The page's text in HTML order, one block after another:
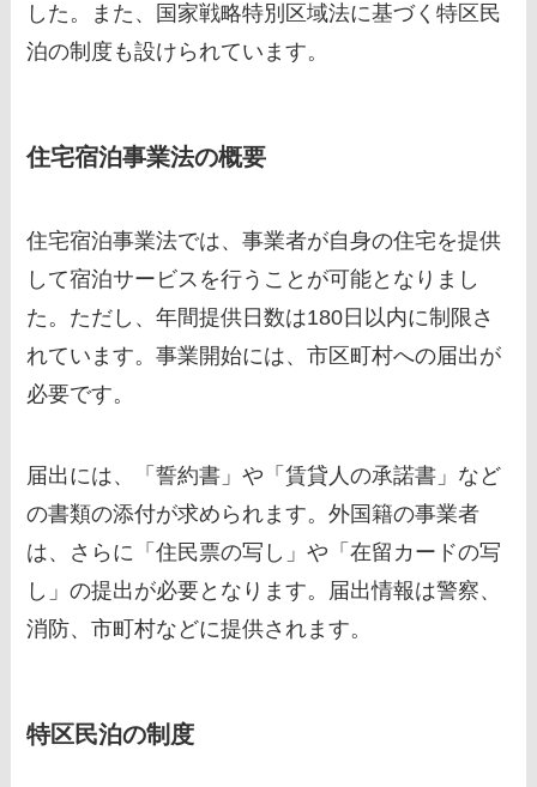
した。また、国家戦略特別区域法に基づく特区民
泊の制度も設けられています。
住宅宿泊事業法の概要
住宅宿泊事業法では、事業者が自身の住宅を提供
して宿泊サービスを行うことが可能となりまし
た。ただし、年間提供日数は180日以内に制限さ
れています。事業開始には、市区町村への届出が
必要です。
届出には、「誓約書」や「賃貸人の承諾書」など
の書類の添付が求められます。外国籍の事業者
は、さらに「住民票の写し」や「在留カードの写
し」の提出が必要となります。届出情報は警察、
消防、市町村などに提供されます。
特区民泊の制度